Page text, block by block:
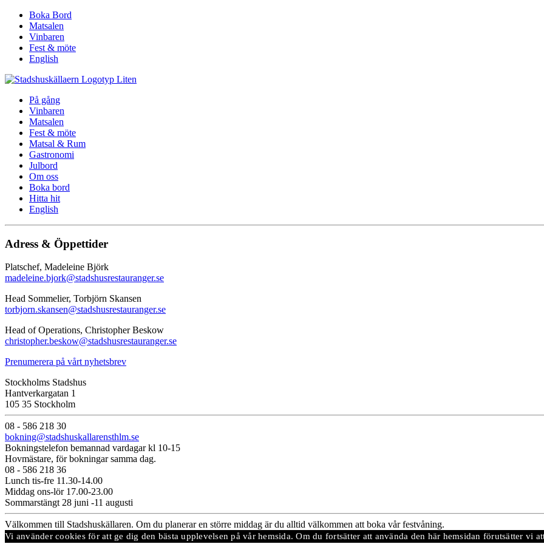
Boka Bord
Matsalen
Vinbaren
Fest & möte
English
På gång
Vinbaren
Matsalen
Fest & möte
Matsal & Rum
Gastronomi
Julbord
Om oss
Boka bord
Hitta hit
English
Adress & Öppettider
Platschef, Madeleine Björk
madeleine.bjork@stadshusrestauranger.se
Head Sommelier, Torbjörn Skansen
torbjorn.skansen@stadshusrestauranger.se
Head of Operations, Christopher Beskow
christopher.beskow@stadshusrestauranger.se
Prenumerera på vårt nyhetsbrev
Stockholms Stadshus
Hantverkargatan 1
105 35 Stockholm
08 - 586 218 30
bokning@stadshuskallarensthlm.se
Bokningstelefon bemannad vardagar kl 10-15
Hovmästare, för bokningar samma dag.
08 - 586 218 36
Lunch tis-fre 11.30-14.00
Middag ons-lör 17.00-23.00
Sommarstängt 28 juni -11 augusti
Välkommen till Stadshuskällaren. Om du planerar en större middag är du alltid välkommen att boka vår festvåning.
Vi använder cookies för att ge dig den bästa upplevelsen på vår hemsida. Om du fortsätter att använda den här hemsidan förutsätter vi